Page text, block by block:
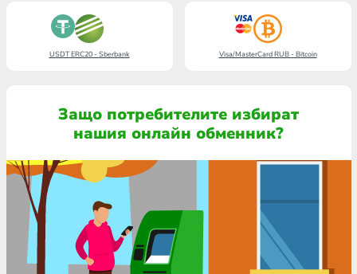
USDT ERC20 - Sberbank Visa/MasterCard RUB - Bitcoin
Защо потребителите избират
нашия онлайн обменник?